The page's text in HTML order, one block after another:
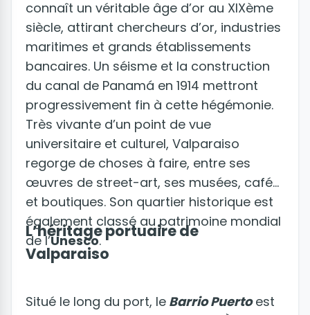
connaît un véritable âge d’or au XIXème
siècle, attirant chercheurs d’or, industries
maritimes et grands établissements
bancaires. Un séisme et la construction
du canal de Panamá en 1914 mettront
progressivement fin à cette hégémonie.
Très vivante d’un point de vue
universitaire et culturel, Valparaiso
regorge de choses à faire, entre ses
œuvres de street-art, ses musées, cafés
et boutiques. Son quartier historique est
également classé au patrimoine mondial
de l’Unesco.
L’héritage portuaire de
Valparaiso
Situé le long du port, le Barrio Puertoest